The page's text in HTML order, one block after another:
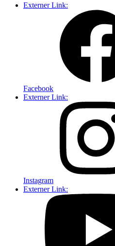
Externer Link:
Facebook
Externer Link:
Instagram
Externer Link: